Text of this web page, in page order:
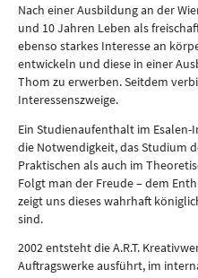
Nach einer Ausbildung an der
und 10 Jahren Leben als
ebenso starkes Interesse an
entwickeln und diese in einer
Thom zu erwerben. Seitdem
Interessenszweige.
Ein Studienaufenthalt im
die Notwendigkeit, das Studium
Praktischen als auch im
Folgt man der Freude – dem
zeigt uns dieses wahrhaft
sind.
2002 entsteht die A.R.T.
Auftragswerke ausführt, im